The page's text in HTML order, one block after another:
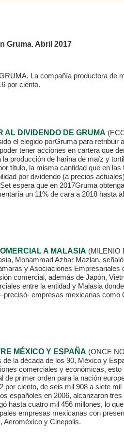
Gruma. Abril 2017
La compañía productora de
por ciento.
AL DIVIDENDO DE GRUMA
el elegido porGruma para retribuir
tener acciones en cartera que
producción de harina de maíz y
título, la misma cantidad que en las
por dividendo (a precios
espera que en 2017Gruma
un 11% de cara a 2018 hasta
A MALASIA (MILENIO
Mohammad Azhar Mazlan,
y Asociaciones Empresariales
comercial, además de Japón,
entre la entidad y Malasia
empresas mexicanas como
MÉXICO Y ESPAÑA (ONCE
de la década de los 90, México y
comerciales y económicas, esto
primer orden para la nación
por ciento, de seis mil 908 a siete mil
españoles en 2006, alcanzaron tres
hasta cuatro mil 456 millones, lo
empresas mexicanas con
Aeroméxico y Cinepolis.